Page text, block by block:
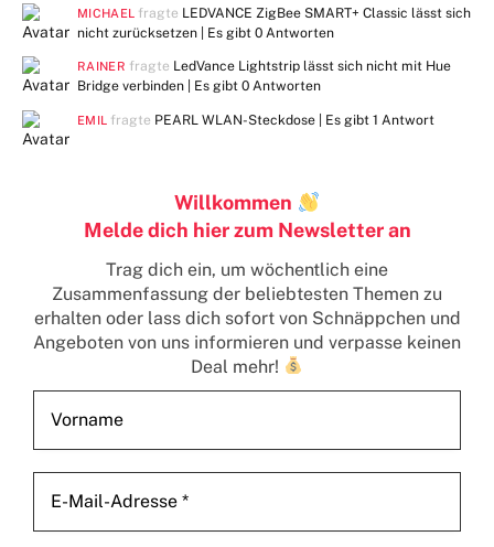
MICHAEL fragte LEDVANCE ZigBee SMART+ Classic lässt sich
nicht zurücksetzen | Es gibt 0 Antworten
RAINER fragte LedVance Lightstrip lässt sich nicht mit Hue
Bridge verbinden | Es gibt 0 Antworten
EMIL fragte PEARL WLAN-Steckdose | Es gibt1 Antwort
Willkommen
Melde dich hier zum Newsletter an
Trag dich ein, um wöchentlich eine
Zusammenfassung der beliebtesten Themen zu
erhaltenoder lass dich sofort von Schnäppchen und
Angeboten von uns informieren und verpasse keinen
Deal mehr!